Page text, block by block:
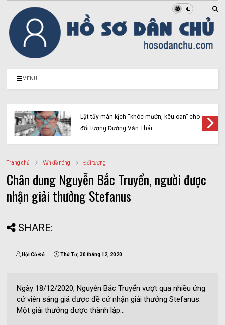
MENU
Lật tẩy màn kịch “khóc mướn, kêu oan” cho
đối tượng Đường Văn Thái
Trang chủ Vấn đề nóng Đối tượng
Chân dung Nguyễn Bắc Truyển, người được
nhận giải thưởng Stefanus
SHARE:
Hội Cờ Đỏ Thứ Tư, 30 tháng 12, 2020
Ngày 18/12/2020, Nguyễn Bắc Truyển vượt qua nhiều ứng
cử viên sáng giá được đề cử nhận giải thưởng Stefanus.
Một giải thưởng được thành lập...